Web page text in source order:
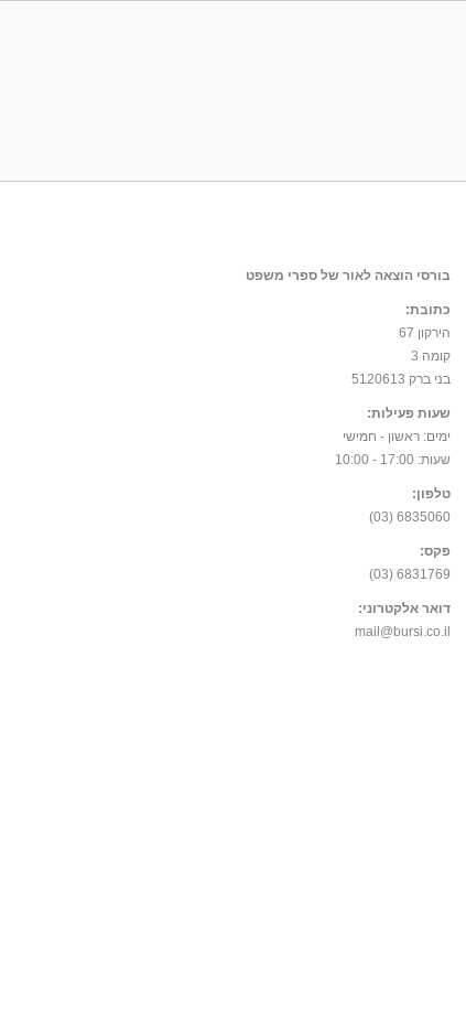
בורסי הוצאה לאור של ספרי משפט
כתובת:
הירקון 67
קומה 3
בני ברק 5120613
שעות פעילות:
ימים: ראשון - חמישי
שעות: 17:00 - 10:00
טלפון:
6835060 (03)
פקס:
6831769 (03)
דואר אלקטרוני:
mail@bursi.co.il